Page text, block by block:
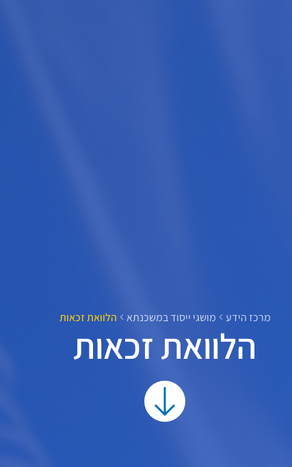
מרכז הידע מושגי ייסוד במשכנתא הלוואת זכאות
הלוואת זכאות